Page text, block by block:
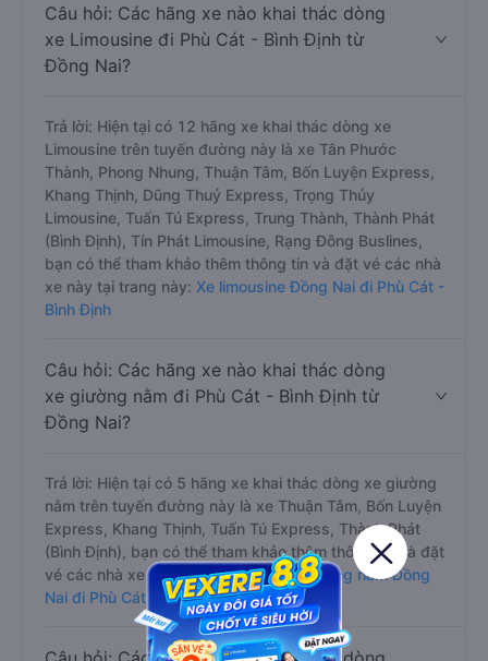
Câu hỏi: Các hãng xe nào khai thác dòng
xe Limousine đi Phù Cát - Bình Định từ
Đồng Nai?
Trả lời: Hiện tại có 12 hãng xe khai thác dòng xe
Limousine trên tuyến đường này là xe Tân Phước
Thành, Phong Nhung, Thuận Tâm, Bốn Luyện Express,
Khang Thịnh, Dũng Thuỷ Express, Trọng Thủy
Limousine, Tuấn Tú Express, Trung Thành, Thành Phát
(Bình Định), Tín Phát Limousine, Rạng Đông Buslines,
bạn có thể tham khảo thêm thông tin và đặt vé các nhà
xe này tại trang này: Xe limousine Đồng Nai đi Phù Cát -
Bình Định
Câu hỏi: Các hãng xe nào khai thác dòng
xe giường nằm đi Phù Cát - Bình Định từ
Đồng Nai?
Trả lời: Hiện tại có 5 hãng xe khai thác dòng xe giường
nằm trên tuyến đường này là xe Thuận Tâm, Bốn Luyện
Express, Khang Thịnh, Tuấn Tú Express, Thành Phát
(Bình Định), bạn có thể tham khảo thêm thông tin và đặt
vé các nhà xe này tại trang này:Xe giường nằm Đồng
Nai đi Phù Cát - Bình Định